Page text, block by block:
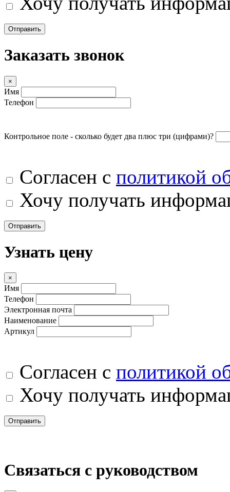
Отправить
Заказать звонок
×
Имя
Телефон
Контрольное поле - сколько будет два плюс три (цифрами)?
Согласен с политикой
Хочу получать
Отправить
Узнать цену
×
Имя
Телефон
Электронная почта
Наименование
Артикул
Согласен с политикой
Хочу получать
Отправить
Связаться с руководством